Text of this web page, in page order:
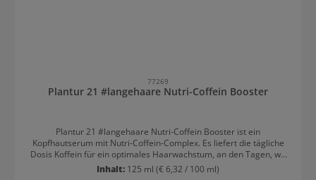
77269
Plantur 21 #langehaare Nutri-Coffein Booster
Plantur 21 #langehaare Nutri-Coffein Booster ist ein
Kopfhautserum mit Nutri-Coffein-Complex. Es liefert die tägliche
Dosis Koffein für ein optimales Haarwachstum, an den Tagen, wo
die Haarwäsche ausfällt. Damit ist sichergestellt, dass das Haar
täglich mit der für das Haarwachstum nötige Koffein versorgt ist.
Inhalt: 125 ml (€ 6,32 / 100 ml)